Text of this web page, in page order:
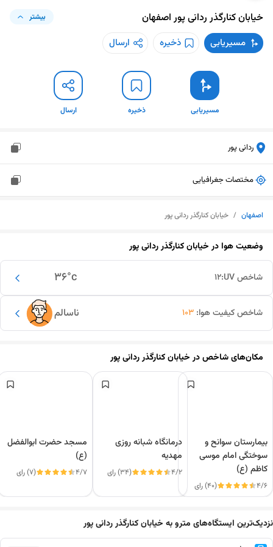
خیابان کنارگذر ردانی پور اصفهان بیشتر
مسیریابی ذخیره ارسال
مسیریابی ذخیره ارسال
ردانی پور
مختصات جغرافیایی
اصفهان / خیابان کنارگذر ردانی پور
وضعیت هوا درخیابان کنارگذر ردانی پور
36°c شاخص UV: 12
ناسالم شاخص کیفیت هوا: 103
مکان‌های شاخص درخیابان کنارگذر ردانی پور
بیمارستان سوانح و
سوختگی امام موسی
کاظم (ع)
4/6 (40) رای
درمانگاه شبانه روزی
مهدیه
4/2 (34) رای
مسجد حضرت ابوالفضل
(ع)
4/7 (7) رای
نزدیک‌ترین ایستگاه‌های مترو به خیابان کنارگذر ردانی پور
این دور و بر